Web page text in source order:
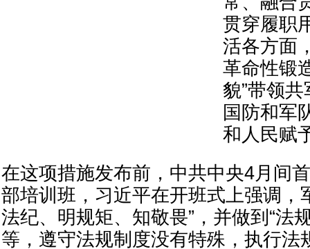
贯穿履职
活各方面
革命性锻
貌”带领
国防和军
和人民赋
在这项措施发布前，中共中央4月间
部培训班，习近平在开班式上强调，
法纪、明规矩、知敬畏”，并做到“法
等，遵守法规制度没有特殊，执行法